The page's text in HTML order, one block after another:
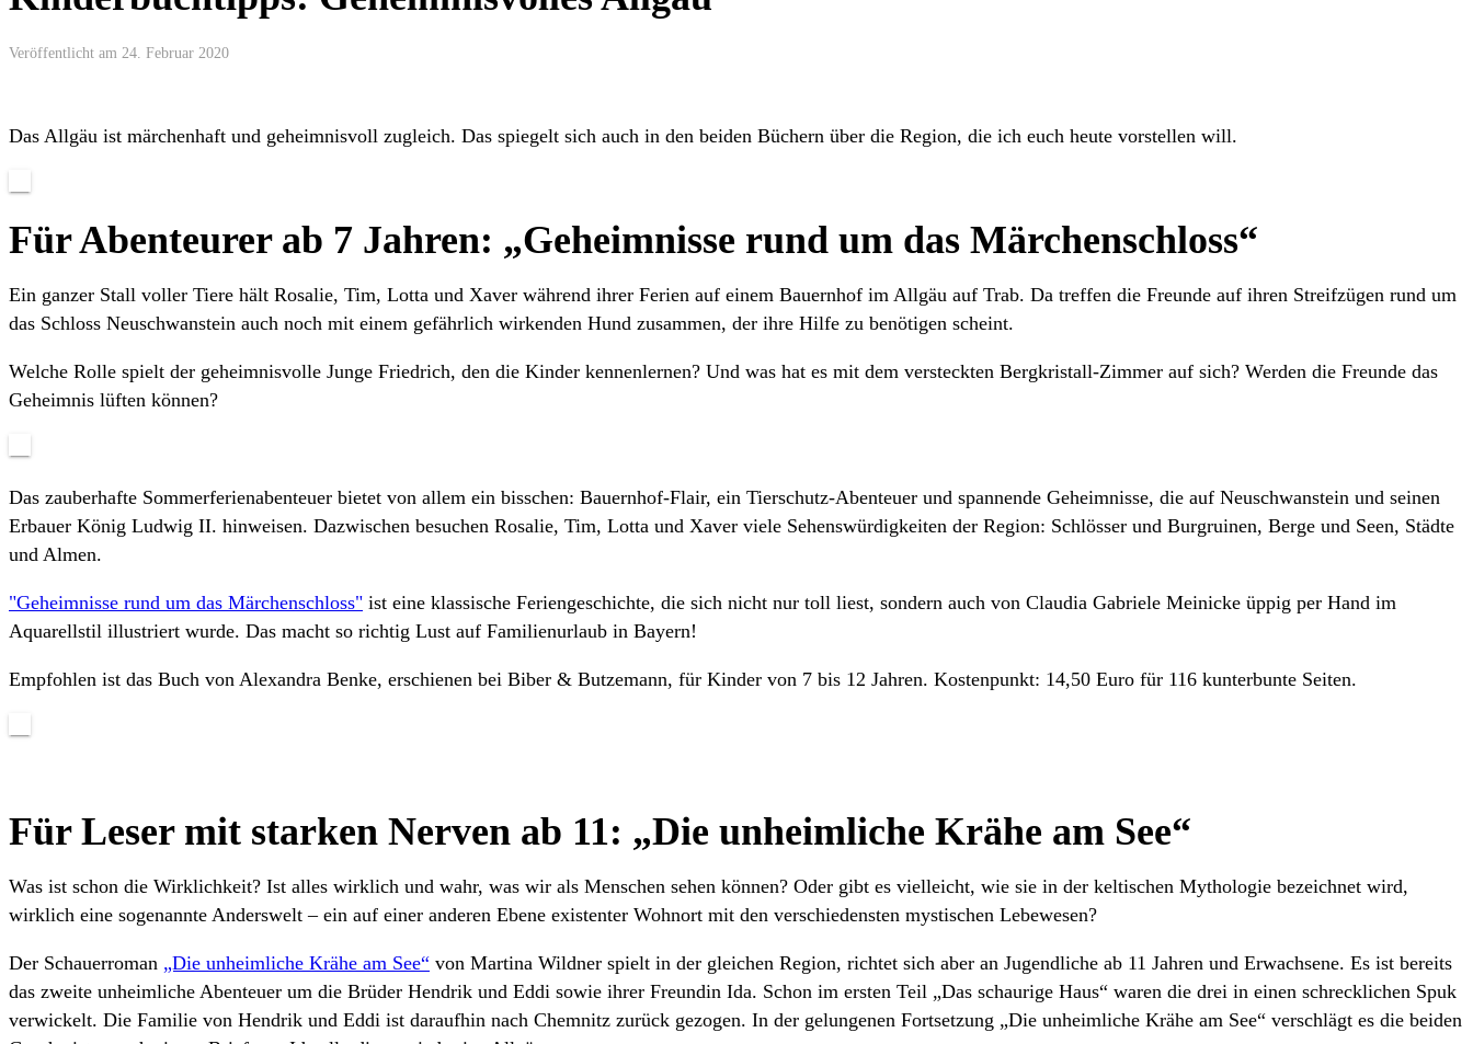
Veröffentlicht am 24. Februar 2020
Das Allgäu ist märchenhaft und geheimnisvoll zugleich. Das spiegelt sich auch in den beiden Büchern über die Region, die ich euch heute vorstellen will.
Für Abenteurer ab 7 Jahren: „Geheimnisse rund um das Märchenschloss“
Ein ganzer Stall voller Tiere hält Rosalie, Tim, Lotta und Xaver während ihrer Ferien auf einem Bauernhof im Allgäu auf Trab. Da treffen die Freunde auf ihren Streifzügen rund um
das Schloss Neuschwanstein auch noch mit einem gefährlich wirkenden Hund zusammen, der ihre Hilfe zu benötigen scheint.
Welche Rolle spielt der geheimnisvolle Junge Friedrich, den die Kinder kennenlernen? Und was hat es mit dem versteckten Bergkristall-Zimmer auf sich? Werden die Freunde das
Geheimnis lüften können?
Das zauberhafte Sommerferienabenteuer bietet von allem ein bisschen: Bauernhof-Flair, ein Tierschutz-Abenteuer und spannende Geheimnisse, die auf Neuschwanstein und seinen
Erbauer König Ludwig II. hinweisen. Dazwischen besuchen Rosalie, Tim, Lotta und Xaver viele Sehenswürdigkeiten der Region: Schlösser und Burgruinen, Berge und Seen, Städte
und Almen.
"Geheimnisse rund um das Märchenschloss" ist eine klassische Feriengeschichte, die sich nicht nur toll liest, sondern auch von Claudia Gabriele Meinicke üppig per Hand im
Aquarellstil illustriert wurde. Das macht so richtig Lust auf Familienurlaub in Bayern!
Empfohlen ist das Buch von Alexandra Benke, erschienen bei Biber & Butzemann, für Kinder von 7 bis 12 Jahren. Kostenpunkt: 14,50 Euro für 116 kunterbunte Seiten.
Für Leser mit starken Nerven ab 11: „Die unheimliche Krähe am See“
Was ist schon die Wirklichkeit? Ist alles wirklich und wahr, was wir als Menschen sehen können? Oder gibt es vielleicht, wie sie in der keltischen Mythologie bezeichnet wird,
wirklich eine sogenannte Anderswelt – ein auf einer anderen Ebene existenter Wohnort mit den verschiedensten mystischen Lebewesen?
Der Schauerroman „Die unheimliche Krähe am See“ von Martina Wildner spielt in der gleichen Region, richtet sich aber an Jugendliche ab 11 Jahren und Erwachsene. Es ist bereits
das zweite unheimliche Abenteuer um die Brüder Hendrik und Eddi sowie ihrer Freundin Ida. Schon im ersten Teil „Das schaurige Haus“ waren die drei in einen schrecklichen Spuk
verwickelt. Die Familie von Hendrik und Eddi ist daraufhin nach Chemnitz zurück gezogen. In der gelungenen Fortsetzung „Die unheimliche Krähe am See“ verschlägt es die beiden